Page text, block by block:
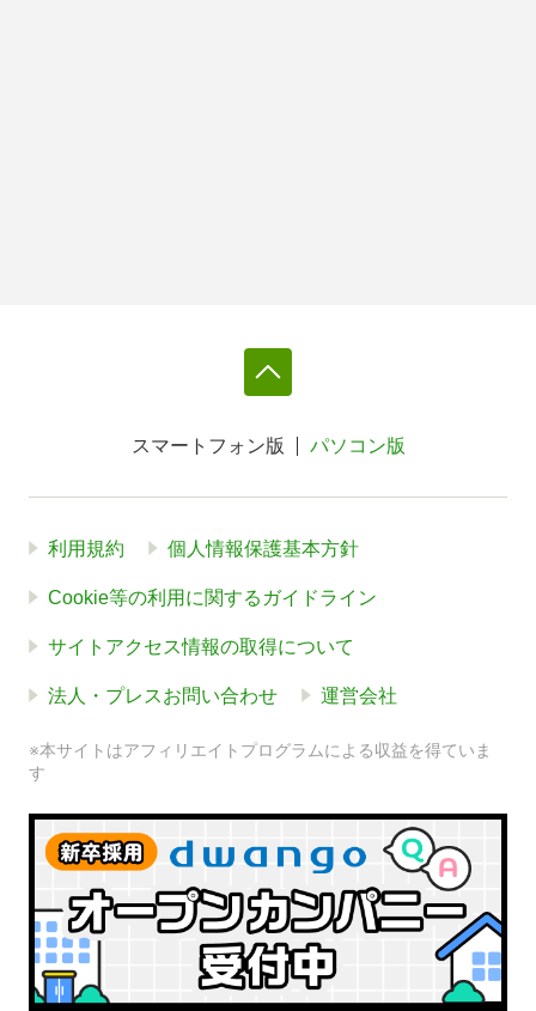
スマートフォン版 パソコン版
利用規約 個人情報保護基本方針
Cookie等の利用に関するガイドライン
サイトアクセス情報の取得について
法人・プレスお問い合わせ 運営会社
※本サイトはアフィリエイトプログラムによる収益を得ていま
す